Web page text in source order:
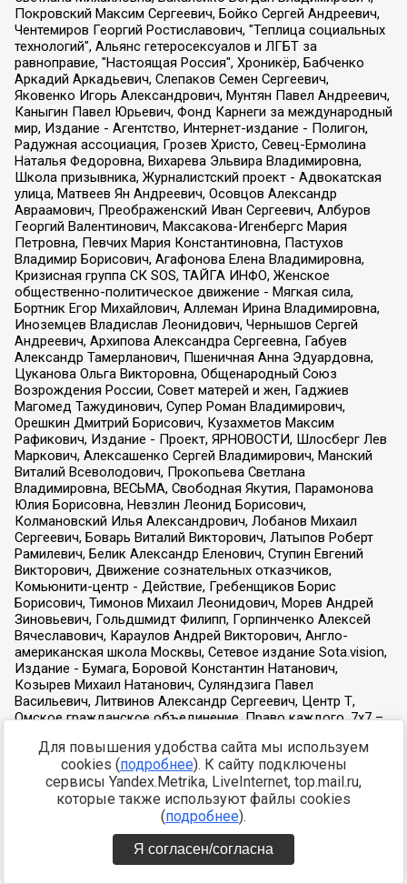
Для повышения удобства сайта мы используем
cookies (подробнее). К сайту подключены
сервисы Yandex.Metrika, LiveInternet, top.mail.ru,
которые также используют файлы cookies
(подробнее).
Я согласен/согласна